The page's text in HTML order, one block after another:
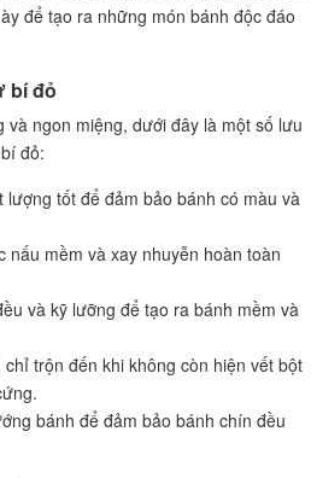
để tạo ra những món bánh độc đáo
bí đỏ
ngon miệng, dưới đây là một số lưu
đỏ:
tốt để đảm bảo bánh có màu và
mềm và xay nhuyễn hoàn toàn
và kỹ lưỡng để tạo ra bánh mềm và
trộn đến khi không còn hiện vết bột
bánh để đảm bảo bánh chín đều